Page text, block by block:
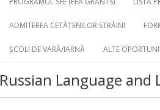
ADMITEREA CETĂȚENILOR STRĂINI
ȘCOLI DE VARĂ/IARNĂ ALTE
Russian Language